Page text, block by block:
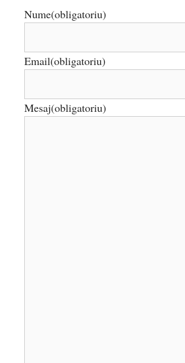
Nume(obligatoriu)
Email(obligatoriu)
Mesaj(obligatoriu)